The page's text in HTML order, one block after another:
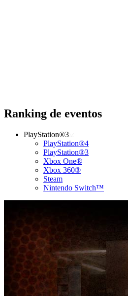
Ranking de eventos
PlayStation®3
PlayStation®4
PlayStation®3
Xbox One®
Xbox 360®
Steam
Nintendo Switch™